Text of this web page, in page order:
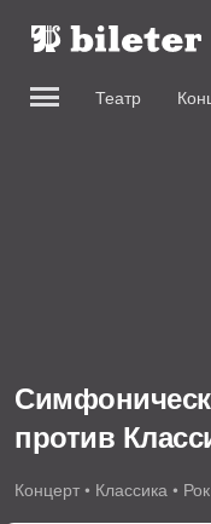
Театр
против
Концерт • Классика •